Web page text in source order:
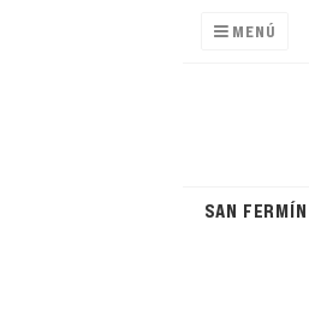
MENÚ
SAN FERMÍN